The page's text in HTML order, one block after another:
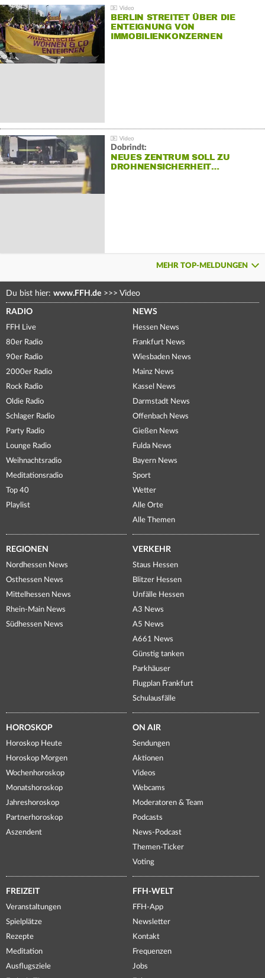
BERLIN STREITET ÜBER DIE
ENTEIGNUNG VON
IMMOBILIENKONZERNEN
Dobrindt:
NEUES ZENTRUM SOLL ZU
DROHNENSICHERHEIT…
MEHR TOP-MELDUNGEN
Du bist hier: www.FFH.de >>> Video
RADIO
FFH Live
80er Radio
90er Radio
2000er Radio
Rock Radio
Oldie Radio
Schlager Radio
Party Radio
Lounge Radio
Weihnachtsradio
Meditationsradio
Top 40
Playlist
NEWS
Hessen News
Frankfurt News
Wiesbaden News
Mainz News
Kassel News
Darmstadt News
Offenbach News
Gießen News
Fulda News
Bayern News
Sport
Wetter
Alle Orte
Alle Themen
REGIONEN
Nordhessen News
Osthessen News
Mittelhessen News
Rhein-Main News
Südhessen News
VERKEHR
Staus Hessen
Blitzer Hessen
Unfälle Hessen
A3 News
A5 News
A661 News
Günstig tanken
Parkhäuser
Flugplan Frankfurt
Schulausfälle
HOROSKOP
Horoskop Heute
Horoskop Morgen
Wochenhoroskop
Monatshoroskop
Jahreshoroskop
Partnerhoroskop
Aszendent
ON AIR
Sendungen
Aktionen
Videos
Webcams
Moderatoren & Team
Podcasts
News-Podcast
Themen-Ticker
Voting
FREIZEIT
Veranstaltungen
Spielplätze
Rezepte
Meditation
Ausflugsziele
FFH-WELT
FFH-App
Newsletter
Kontakt
Frequenzen
Jobs